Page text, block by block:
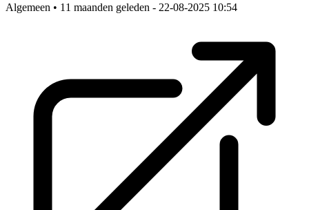
Algemeen • 11 maanden geleden - 22-08-2025 10:54